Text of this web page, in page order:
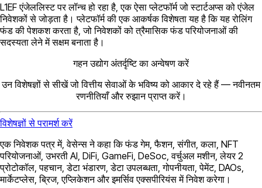
L1EF एंजेललिस्ट पर लॉन्च हो रहा है, एक ऐसा प्लेटफॉर्म जो स्टार्टअप्स को एंजेल
निवेशकों से जोड़ता है। प्लेटफॉर्म की एक आकर्षक विशेषता यह है कि यह रोलिंग
फंड की पेशकश करता है, जो निवेशकों को त्रैमासिक फंड परियोजनाओं की
सदस्यता लेने में सक्षम बनाता है।
गहन उद्योग अंतर्दृष्टि का अन्वेषण करें
उन विशेषज्ञों से सीखें जो वित्तीय सेवाओं के भविष्य को आकार दे रहे हैं — नवीनतम
रणनीतियाँ और रुझान प्राप्त करें।
विशेषज्ञों से परामर्श करें
एक निवेशक पत्र में, वेसेन्स ने कहा कि फंड गेम, फैशन, संगीत, कला, NFT
परियोजनाओं, उभरती AI, DiFi, GameFi, DeSoc, वर्चुअल मशीन, लेयर 2
प्रोटोकॉल, पहचान, डेटा भंडारण, डेटा उपलब्धता, गोपनीयता, पेमेंट, DAOs,
मार्केटप्लेस, ब्रिज, एप्लिकेशन और इमर्सिव एक्सपीरियंस में निवेश करेगा।